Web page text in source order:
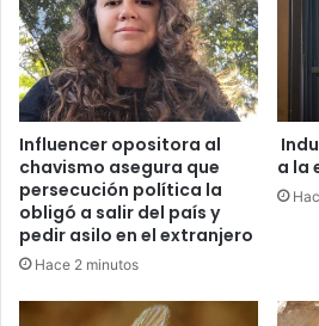
Influencer opositora al
chavismo asegura que
persecución política la
obligó a salir del país y
pedir asilo en el extranjero
Hace 2 minutos
a la